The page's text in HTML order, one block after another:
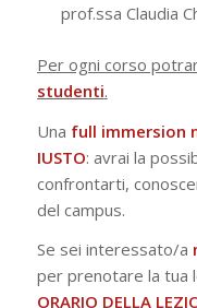
prof.ssa Claudia
Per ogni corso
studenti.
Una full immersion
IUSTO: avrai la
confrontarti,
del campus.
Se sei interessato/a
per prenotare la tua
ORARIO DELLA